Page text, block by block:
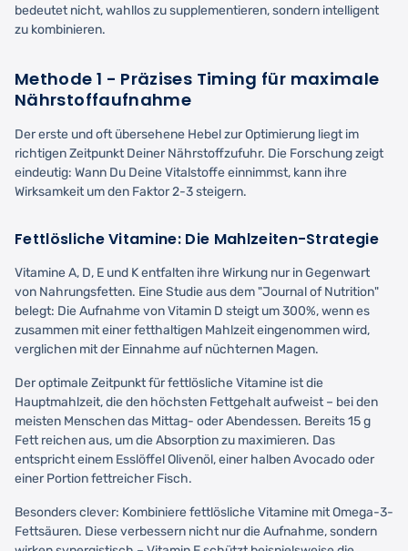
bedeutet nicht, wahllos zu supplementieren, sondern intelligent
zu kombinieren.
Methode 1 - Präzises Timing für maximale
Nährstoffaufnahme
Der erste und oft übersehene Hebel zur Optimierung liegt im
richtigen Zeitpunkt Deiner Nährstoffzufuhr. Die Forschung zeigt
eindeutig: Wann Du Deine Vitalstoffe einnimmst, kann ihre
Wirksamkeit um den Faktor 2-3 steigern.
Fettlösliche Vitamine: Die Mahlzeiten-Strategie
Vitamine A, D, E und K entfalten ihre Wirkung nur in Gegenwart
von Nahrungsfetten. Eine Studie aus dem "Journal of Nutrition"
belegt: Die Aufnahme von Vitamin D steigt um 300%, wenn es
zusammen mit einer fetthaltigen Mahlzeit eingenommen wird,
verglichen mit der Einnahme auf nüchternen Magen.
Der optimale Zeitpunkt für fettlösliche Vitamine ist die
Hauptmahlzeit, die den höchsten Fettgehalt aufweist – bei den
meisten Menschen das Mittag- oder Abendessen. Bereits 15 g
Fett reichen aus, um die Absorption zu maximieren. Das
entspricht einem Esslöffel Olivenöl, einer halben Avocado oder
einer Portion fettreicher Fisch.
Besonders clever: Kombiniere fettlösliche Vitamine mit Omega-3-
Fettsäuren. Diese verbessern nicht nur die Aufnahme, sondern